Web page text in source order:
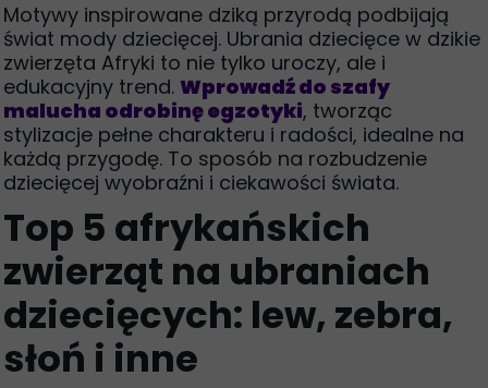
Motywy inspirowane dziką przyrodą podbijają
świat mody dziecięcej. Ubrania dziecięce w dzikie
zwierzęta Afryki to nie tylko uroczy, ale i
edukacyjny trend. Wprowadź do szafy
malucha odrobinę egzotyki, tworząc
stylizacje pełne charakteru i radości, idealne na
każdą przygodę. To sposób na rozbudzenie
dziecięcej wyobraźni i ciekawości świata.
Top 5 afrykańskich
zwierząt na ubraniach
dziecięcych: lew, zebra,
słoń i inne